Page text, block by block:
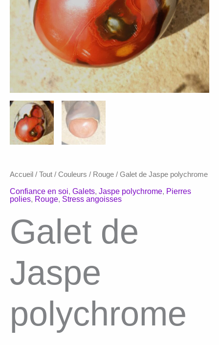
Accueil / Tout / Couleurs / Rouge / Galet de Jaspe polychrome
Confiance en soi, Galets, Jaspe polychrome, Pierres
polies, Rouge, Stress angoisses
Galet de
Jaspe
polychrome